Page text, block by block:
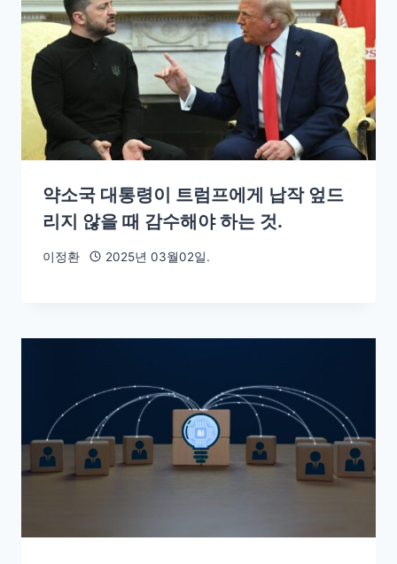
약소국 대통령이 트럼프에게 납작 엎드
리지 않을 때 감수해야 하는 것.
이정환 2025년 03월02일.